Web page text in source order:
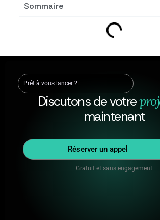
Sommaire
Prêt à vous lancer ?
Discutons de votre
maintenant
Gratuit et sans engagement
Réserver un appel